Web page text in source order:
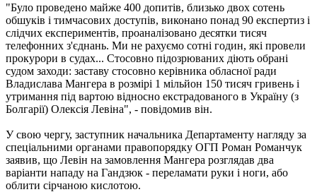
"Було проведено майже 400 допитів, близько двох сотень
обшуків і тимчасових доступів, виконано понад 90 експертиз і
слідчих експериментів, проаналізовано десятки тисяч
телефонних з'єднань. Ми не рахуємо сотні годин, які провели
прокурори в судах... Стосовно підозрюваних діють обрані
судом заходи: заставу стосовно керівника обласної ради
Владислава Мангера в розмірі 1 мільйон 150 тисяч гривень і
утримання під вартою відносно екстрадованого в Україну (з
Болгарії) Олексія Левіна", - повідомив він.
У свою чергу, заступник начальника Департаменту нагляду за
спеціальними органами правопорядку ОГП Роман Романчук
заявив, що Левін на замовлення Мангера розглядав два
варіанти нападу на Гандзюк - переламати руки і ноги, або
облити сірчаною кислотою.